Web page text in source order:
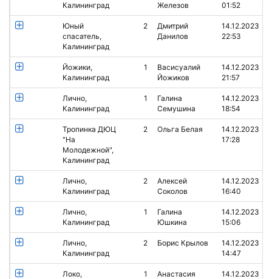
Калининград
Железов
01:52
Юный
спасатель,
Калининград
2
Дмитрий
Данилов
14.12.2023
22:53
Йожики,
Калининград
1
Васисуалий
Йожиков
14.12.2023
21:57
Лично,
Калининград
1
Галина
Семушина
14.12.2023
18:54
Тропинка ДЮЦ
"На
Молодежной",
Калининград
2 Ольга Белая
14.12.2023
17:28
Лично,
Калининград
2
Алексей
Соколов
14.12.2023
16:40
Лично,
Калининград
1
Галина
Юшкина
14.12.2023
15:06
Лично,
Калининград
2 Борис Крылов
14.12.2023
14:47
Локо, 1 Анастасия 14.12.2023